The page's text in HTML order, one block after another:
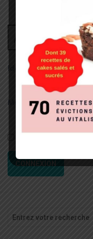
Administrateur
Identifiant:
Mot de passe:
CONNEXION
pour